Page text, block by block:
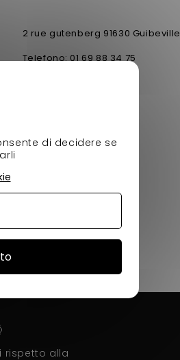
2 rue gutenberg 91630 Guibeville
Telefono: 01 69 88 34 75
rispetto alla
di decidere se